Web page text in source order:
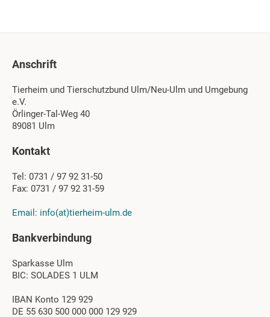
Anschrift
Tierheim und Tierschutzbund Ulm/Neu-Ulm und Umgebung
e.V.
Örlinger-Tal-Weg 40
89081 Ulm
Kontakt
Tel: 0731 / 97 92 31-50
Fax: 0731 / 97 92 31-59
Email: info(at)tierheim-ulm.de
Bankverbindung
Sparkasse Ulm
BIC: SOLADES 1 ULM
IBAN Konto 129 929
DE 55 630 500 000 000 129 929